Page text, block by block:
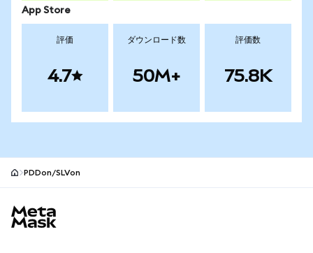
App Store
評価
4.7
ダウンロード数
50M+
評価数
75.8K
PDDon/SLVon